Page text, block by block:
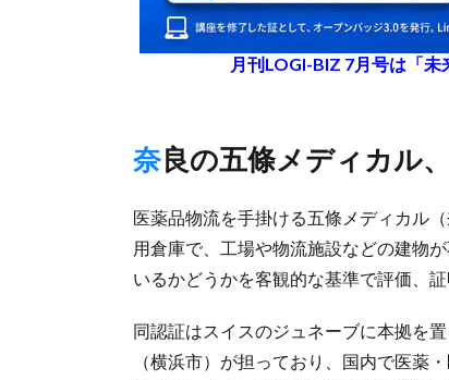
月刊LOGI-BIZ 7月号は「
奈良の五條メディカ
医薬品物流を手掛ける五條メディカル
用倉庫で、工場や物流施設などの建物
いるかどうかを客観的な基準で評価、
同認証はスイスのジュネーブに本拠を
（横浜市）が担っており、国内で医薬